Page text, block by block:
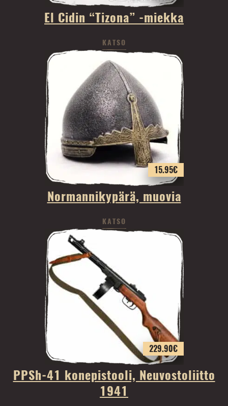
El Cidin “Tizona” -miekka
KATSO
15.95€
Normannikypärä, muovia
KATSO
229.90€
PPSh-41 konepistooli, Neuvostoliitto
1941